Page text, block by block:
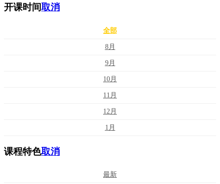
开课时间取消
全部
8月
9月
10月
11月
12月
1月
课程特色取消
最新